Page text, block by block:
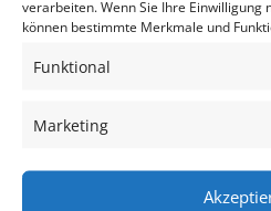
verarbeiten. Wenn Sie Ihre Einwilligung
können bestimmte Merkmale und
Funktional
Marketing
und Johanna Högner war bei
anwesend.
„In den sechs Jahren ihrer
Engagement
Hellmuth Buhr nahm an
Er selbst war zehn Jahre lang